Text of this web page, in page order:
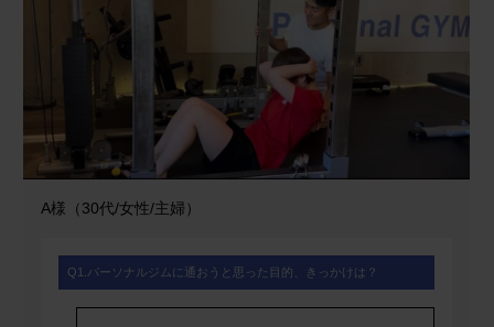
A様（30代/女性/主婦）
Q1.パーソナルジムに通おうと思った目的、きっかけは？